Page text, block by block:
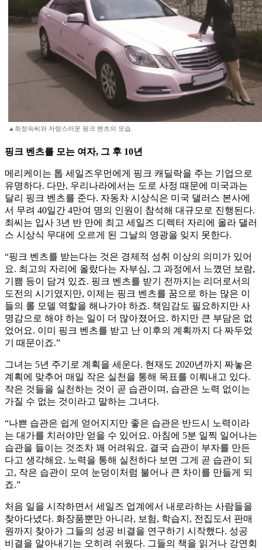
▲최정숙씨와 자랑스러운 핑크 벤츠의 모습.
핑크 벤츠를 모는 여자, 그 후 10년
메리케이는 톱 세일즈우먼에게 핑크 캐딜락을 주는 기업으로
유명하다. 다만, 우리나라에서는 도로 사정 때문에 미국과는
달리 핑크 벤츠를 준다. 자동차 시상식은 미국 댈러스 본사에
서 무려 40일간 4만여 명의 인원이 참석해 대규모로 진행된다.
최씨는 입사 3년 반 만에 최고 세일즈 디렉터 자리에 올라 댈러
스 시상식 무대에 오르게 된 그날의 영광을 잊지 못한다.
“핑크 벤츠를 받는다는 것은 경제적 성취 이상의 의미가 있어
요. 최고의 자리에 올랐다는 자부심, 그 과정에서 느꼈던 보람,
기쁨 등이 담겨 있죠. 핑크 벤츠를 받기 전까지는 리더로서의
도전의 시기였지만, 이제는 핑크 벤츠를 꿈으로 하는 많은 이
들의 롤 모델 역할을 해나가야 하죠. 책임감도 필요하지만 사
명감으로 해야 하는 일이 더 많아졌어요. 하지만 큰 부담은 없
었어요. 이미 핑크 벤츠를 받고 난 이후의 계획까지 다 짜두었
기 때문이죠.”
그녀는 5년 주기로 계획을 세운다. 현재도 2020년까지 짜놓은
계획에 맞추어 매일 작은 실천을 통해 목표를 이뤄내고 있다.
작은 것들을 실천하는 것이 곧 습관이며, 습관은 노력 없이는
가질 수 없는 것이라고 말하는 그녀다.
“나쁜 습관은 쉽게 얻어지지만 좋은 습관은 반드시 노력이라
는 대가를 치러야만 얻을 수 있어요. 아침에 5분 일찍 일어나는
습관을 들이는 것조차 꽤 어려워요. 결국 습관이 부자를 만든
다고 생각해요. 노력을 통해 실천하다 보면 그게 곧 습관이 되
고, 작은 습관이 모여 눈덩이처럼 불어나 큰 차이를 만들게 되
죠.”
처음 일을 시작하면서 세일즈 업계에서 내로라하는 사람들을
찾아다녔다. 화장품뿐만 아니라, 보험, 학습지, 전집도서 판매
원까지 찾아가 그들의 성공 비결을 연구하기 시작했다. 성공
비결을 알아내기는 오히려 쉬웠다. 그들의 책을 읽거나 강연회